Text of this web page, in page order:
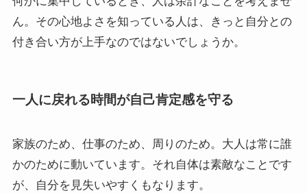
ん。その心地よさを知っている人は、きっと自分との
付き合い方が上手なのではないでしょうか。
一人に戻れる時間が自己肯定感を守る
家族のため、仕事のため、周りのため。大人は常に誰
かのために動いています。それ自体は素敵なことです
が、自分を見失いやすくもなります。